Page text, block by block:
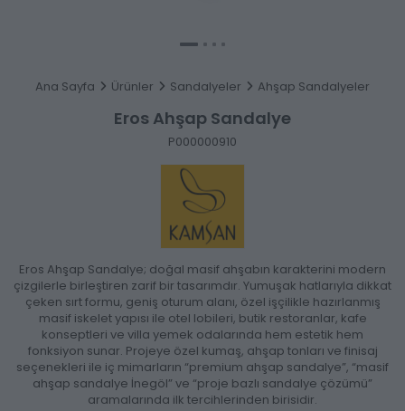
Ana Sayfa Ürünler Sandalyeler Ahşap Sandalyeler
Eros Ahşap Sandalye
P000000910
Eros Ahşap Sandalye; doğal masif ahşabın karakterini modern
çizgilerle birleştiren zarif bir tasarımdır. Yumuşak hatlarıyla dikkat
çeken sırt formu, geniş oturum alanı, özel işçilikle hazırlanmış
masif iskelet yapısı ile otel lobileri, butik restoranlar, kafe
konseptleri ve villa yemek odalarında hem estetik hem
fonksiyon sunar. Projeye özel kumaş, ahşap tonları ve finisaj
seçenekleri ile iç mimarların “premium ahşap sandalye”, “masif
ahşap sandalye İnegöl” ve “proje bazlı sandalye çözümü”
aramalarında ilk tercihlerinden birisidir.